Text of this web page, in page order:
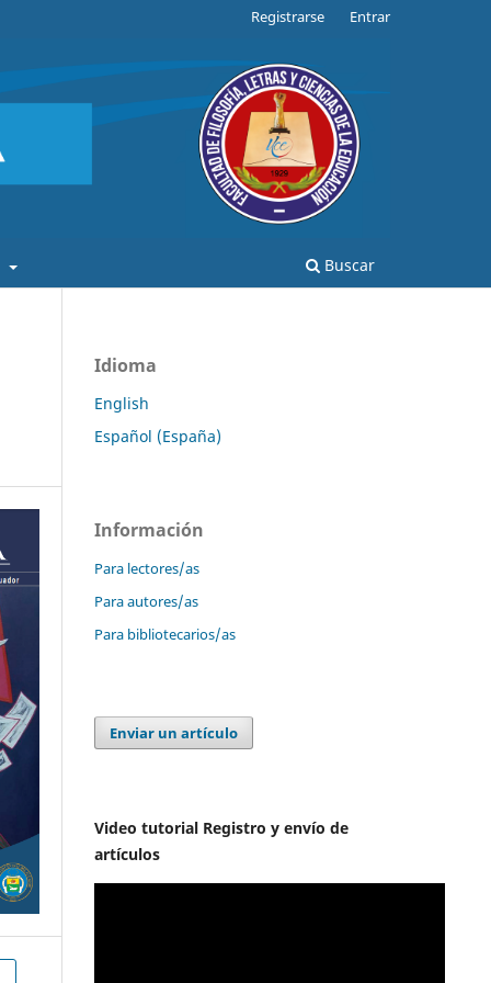
Buscar
Registrarse Entrar
Idioma
English
Español (España)
Información
Para lectores/as
Para autores/as
Para bibliotecarios/as
Enviar un artículo
Video tutorial Registro y envío de
artículos